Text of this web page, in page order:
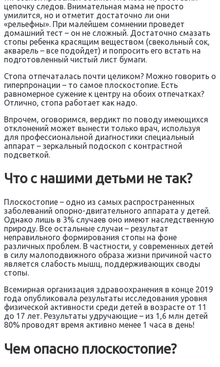
цепочку следов. Внимательная мама не просто
умилится, но и отметит достаточно ли они
«рельефны». При малейшем сомнении проведет
домашний тест – он не сложный. Достаточно смазать
стопы ребенка красящим веществом (свекольный сок,
акварель – все подойдет) и попросить его встать на
подготовленный чистый лист бумаги.
Стопа отпечаталась почти целиком? Можно говорить о
гиперпронации – то самое плоскостопие. Есть
равномерное сужение к центру на обоих отпечатках?
Отлично, стопа работает как надо.
Впрочем, оговоримся, вердикт по поводу имеющихся
отклонений может вынести только врач, используя
для профессиональной диагностики специальный
аппарат – зеркальный подоскоп с контрастной
подсветкой.
Что с нашими детьми не так?
Плоскостопие – одно из самых распространенных
заболеваний опорно-двигательного аппарата у детей.
Однако лишь в 3% случаев оно имеют наследственную
природу. Все остальные случаи – результат
неправильного формирования стопы на фоне
различных проблем. В частности, у современных детей
в силу малоподвижного образа жизни причиной часто
является слабость мышц, поддерживающих своды
стопы.
Всемирная организация здравоохранения в конце 2019
года опубликовала результаты исследования уровня
физической активности среди детей в возрасте от 11
до 17 лет. Результаты удручающие – из 1,6 млн детей
80% проводят время активно менее 1 часа в день!
Чем опасно плоскостопие?